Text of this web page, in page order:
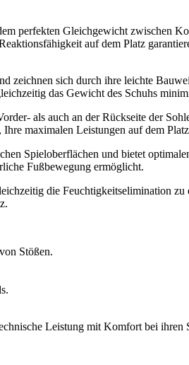
perfekten Gleichgewicht zwischen
auf dem Platz
zeichnen sich durch ihre leichte
das Gewicht des Schuhs
als auch an der Rückseite der
maximalen Leistungen auf dem
Spieloberflächen und bietet
Fußbewegung ermöglicht.
die Feuchtigkeitselimination
Stößen.
Leistung mit Komfort bei